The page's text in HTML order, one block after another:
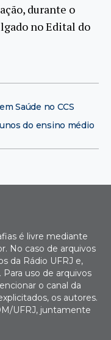
durante o
no Edital do
Saúde no CCS
do ensino médio
é livre mediante
No caso de arquivos
da Rádio UFRJ e,
uso de arquivos
o canal da
os autores.
UFRJ, juntamente